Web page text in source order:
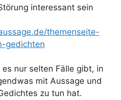
interessant sein
themenseite-
gedichten
es nur selten Fälle gibt, in
mit Aussage und
zu tun hat.